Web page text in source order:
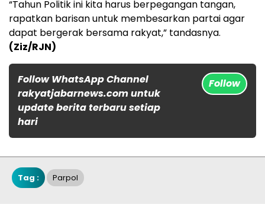
“Tahun Politik ini kita harus berpegangan tangan,
rapatkan barisan untuk membesarkan partai agar
dapat bergerak bersama rakyat,” tandasnya.
(Ziz/RJN)
Follow WhatsApp Channel
rakyatjabarnews.com untuk
update berita terbaru setiap
hari
Follow
Tag : Parpol